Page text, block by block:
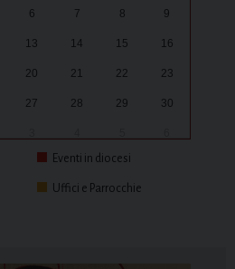
6 7 8 9
13 14 15 16
20 21 22 23
27 28 29 30
Eventi in diocesi
Uffici e Parrocchie